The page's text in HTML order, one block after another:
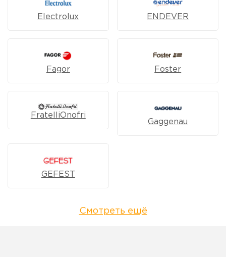
Electrolux ENDEVER
Fagor Foster
FratelliOnofri
Gaggenau
GEFEST
Смотреть ещё